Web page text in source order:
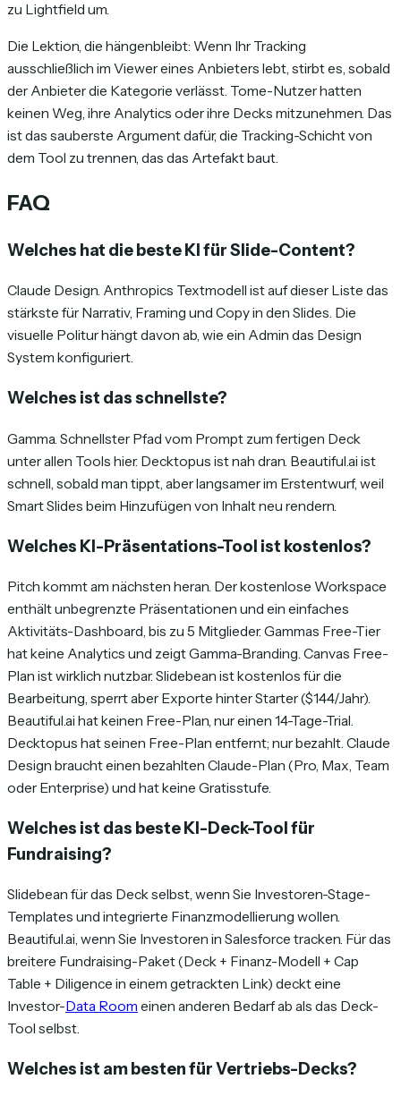
zu Lightfield um.
Die Lektion, die hängenbleibt: Wenn Ihr Tracking
ausschließlich im Viewer eines Anbieters lebt, stirbt es, sobald
der Anbieter die Kategorie verlässt. Tome-Nutzer hatten
keinen Weg, ihre Analytics oder ihre Decks mitzunehmen. Das
ist das sauberste Argument dafür, die Tracking-Schicht von
dem Tool zu trennen, das das Artefakt baut.
FAQ
Welches hat die beste KI für Slide-Content?
Claude Design. Anthropics Textmodell ist auf dieser Liste das
stärkste für Narrativ, Framing und Copy in den Slides. Die
visuelle Politur hängt davon ab, wie ein Admin das Design
System konfiguriert.
Welches ist das schnellste?
Gamma. Schnellster Pfad vom Prompt zum fertigen Deck
unter allen Tools hier. Decktopus ist nah dran. Beautiful.ai ist
schnell, sobald man tippt, aber langsamer im Erstentwurf, weil
Smart Slides beim Hinzufügen von Inhalt neu rendern.
Welches KI-Präsentations-Tool ist kostenlos?
Pitch kommt am nächsten heran. Der kostenlose Workspace
enthält unbegrenzte Präsentationen und ein einfaches
Aktivitäts-Dashboard, bis zu 5 Mitglieder. Gammas Free-Tier
hat keine Analytics und zeigt Gamma-Branding. Canvas Free-
Plan ist wirklich nutzbar. Slidebean ist kostenlos für die
Bearbeitung, sperrt aber Exporte hinter Starter ($144/Jahr).
Beautiful.ai hat keinen Free-Plan, nur einen 14-Tage-Trial.
Decktopus hat seinen Free-Plan entfernt; nur bezahlt. Claude
Design braucht einen bezahlten Claude-Plan (Pro, Max, Team
oder Enterprise) und hat keine Gratisstufe.
Welches ist das beste KI-Deck-Tool für
Fundraising?
Slidebean für das Deck selbst, wenn Sie Investoren-Stage-
Templates und integrierte Finanzmodellierung wollen.
Beautiful.ai, wenn Sie Investoren in Salesforce tracken. Für das
breitere Fundraising-Paket (Deck + Finanz-Modell + Cap
Table + Diligence in einem getrackten Link) deckt eine
Investor-Data Room einen anderen Bedarf ab als das Deck-
Tool selbst.
Welches ist am besten für Vertriebs-Decks?